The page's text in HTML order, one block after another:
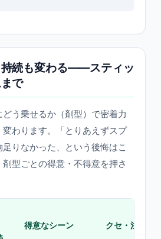
持続も変わる——スティッ
で
う乗せるか（剤型）で密着力
変わります。「とりあえずスプ
りなかった、という後悔はこ
型ごとの得意・不得意を押さ
得意なシーン クセ・注意点